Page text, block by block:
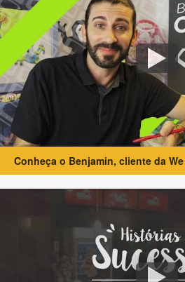
Conheça o Benjamin, cliente da